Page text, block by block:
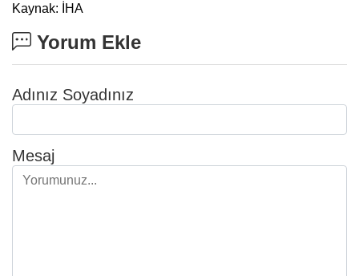
Kaynak: İHA
Yorum Ekle
Adınız Soyadınız
Mesaj